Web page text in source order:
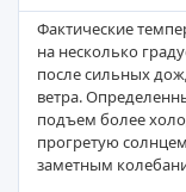
Фактические
на несколько
после сильных
ветра.
подъем более
прогретую
заметным